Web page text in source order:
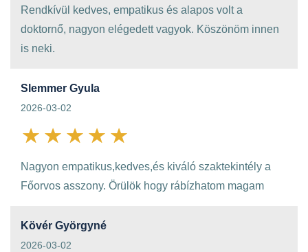
Rendkívül kedves, empatikus és alapos volt a
doktornő, nagyon elégedett vagyok. Köszönöm innen
is neki.
Slemmer Gyula
2026-03-02
Nagyon empatikus,kedves,és kiváló szaktekintély a
Főorvos asszony. Örülök hogy rábízhatom magam
Kövér Györgyné
2026-03-02